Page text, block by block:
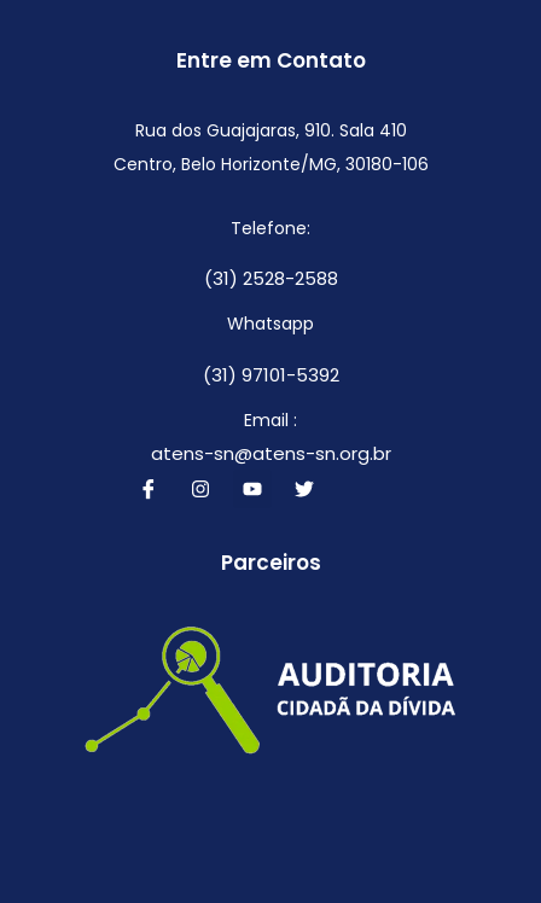
Entre em Contato
Rua dos Guajajaras, 910. Sala 410
Centro, Belo Horizonte/MG, 30180-106
Telefone:
(31) 2528-2588
Whatsapp
(31) 97101-5392
Email :
atens-sn@atens-sn.org.br
Parceiros